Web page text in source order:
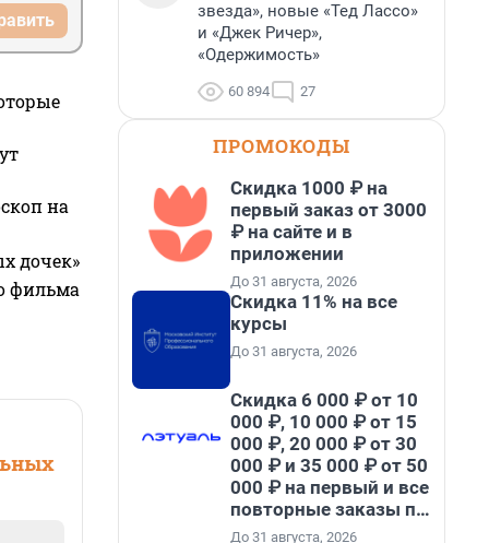
на
дочек»
фильма
звезда», новые «Тед Лассо»
и «Джек Ричер»,
«Одержимость»
60 894 27
ПРОМОКОДЫ
Скидка 1000 ₽ на
первый заказ от 3000
₽ на сайте и в
приложении
До 31 августа, 2026
Скидка 11% на все
курсы
До 31 августа, 2026
Скидка 6 000 ₽ от 10
000 ₽, 10 000 ₽ от 15
000 ₽, 20 000 ₽ от 30
000 ₽ и 35 000 ₽ от 50
000 ₽ на первый и все
повторные заказы по
промокоду НАБЕРИ
До 31 августа, 2026